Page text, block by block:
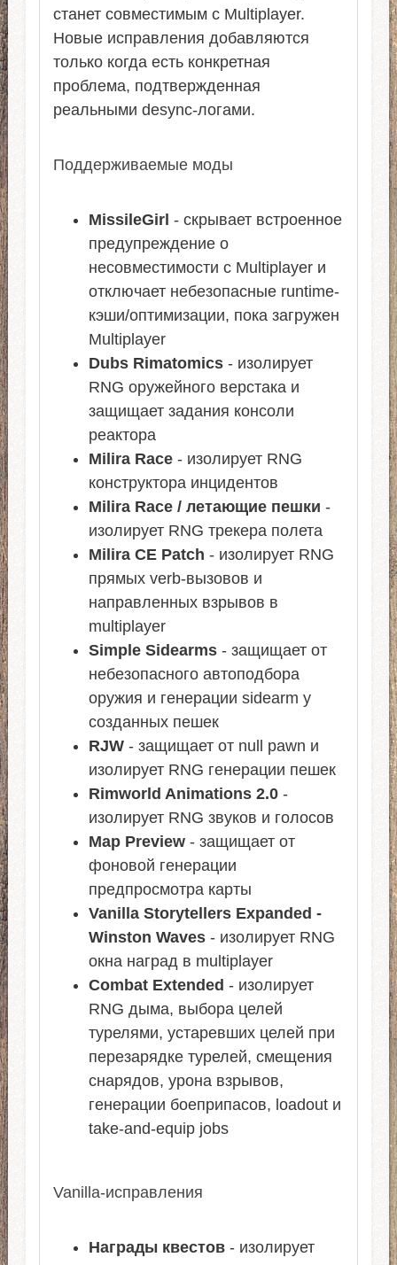
станет совместимым с Multiplayer.
Новые исправления добавляются
только когда есть конкретная
проблема, подтвержденная
реальными desync-логами.
Поддерживаемые моды
MissileGirl - скрывает встроенное
предупреждение о
несовместимости с Multiplayer и
отключает небезопасные runtime-
кэши/оптимизации, пока загружен
Multiplayer
Dubs Rimatomics- изолирует
RNG оружейного верстака и
защищает задания консоли
реактора
Milira Race- изолирует RNG
конструктора инцидентов
Milira Race / летающие пешки -
изолирует RNG трекера полета
Milira CE Patch - изолирует RNG
прямых verb-вызовов и
направленных взрывов в
multiplayer
Simple Sidearms- защищает от
небезопасного автоподбора
оружия и генерации sidearm у
созданных пешек
RJW- защищает от null pawn и
изолирует RNG генерации пешек
Rimworld Animations 2.0-
изолирует RNG звуков и голосов
Map Preview- защищает от
фоновой генерации
предпросмотра карты
Vanilla Storytellers Expanded -
Winston Waves- изолирует RNG
окна наград в multiplayer
Combat Extended - изолирует
RNG дыма, выбора целей
турелями, устаревших целей при
перезарядке турелей, смещения
снарядов, урона взрывов,
генерации боеприпасов, loadout и
take-and-equip jobs
Vanilla-исправления
Награды квестов- изолирует